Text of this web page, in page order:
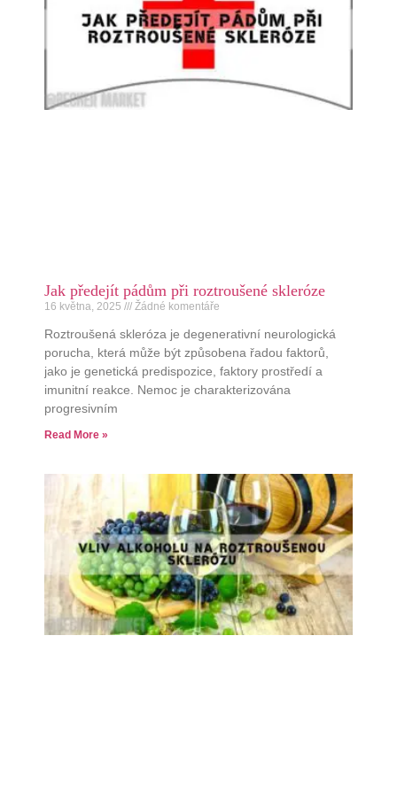
Jak předejít pádům při roztroušené skleróze
16 května, 2025 Žádné komentáře
Roztroušená skleróza je degenerativní neurologická
porucha, která může být způsobena řadou faktorů,
jako je genetická predispozice, faktory prostředí a
imunitní reakce. Nemoc je charakterizována
progresivním
Read More »